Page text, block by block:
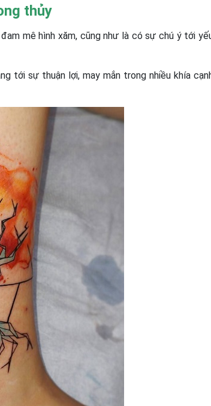
thủy
mê hình xăm, cũng như là có sự chú ý tới
tới sự thuận lợi, may mắn trong nhiều khía